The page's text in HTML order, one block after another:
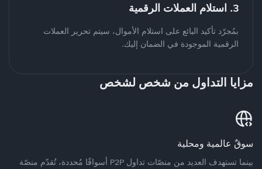
3. استلام العملات الرقمية
بمُجرّد تأكيد البائع على استلام الأموال، سيتم تحرير العملات
الرقمية الموجودة في الضمان إليك.
مزايا التداول من شخص لشخص
سوقٌ عالمية ومحلية
بينما تستهدف العديد من منصّات تداول P2P أسواقًا مُحددة، تُقدّم منصّة